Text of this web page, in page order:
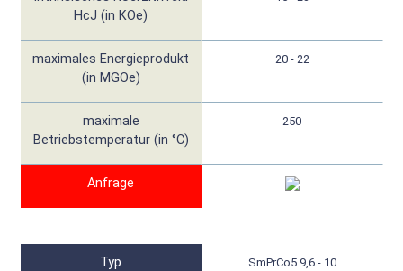
HcJ (in KOe)
maximales Energieprodukt
(in MGOe)
20 - 22
maximale
Betriebstemperatur (in °C)
250
Anfrage
Typ SmPrCo5 9,6 - 10